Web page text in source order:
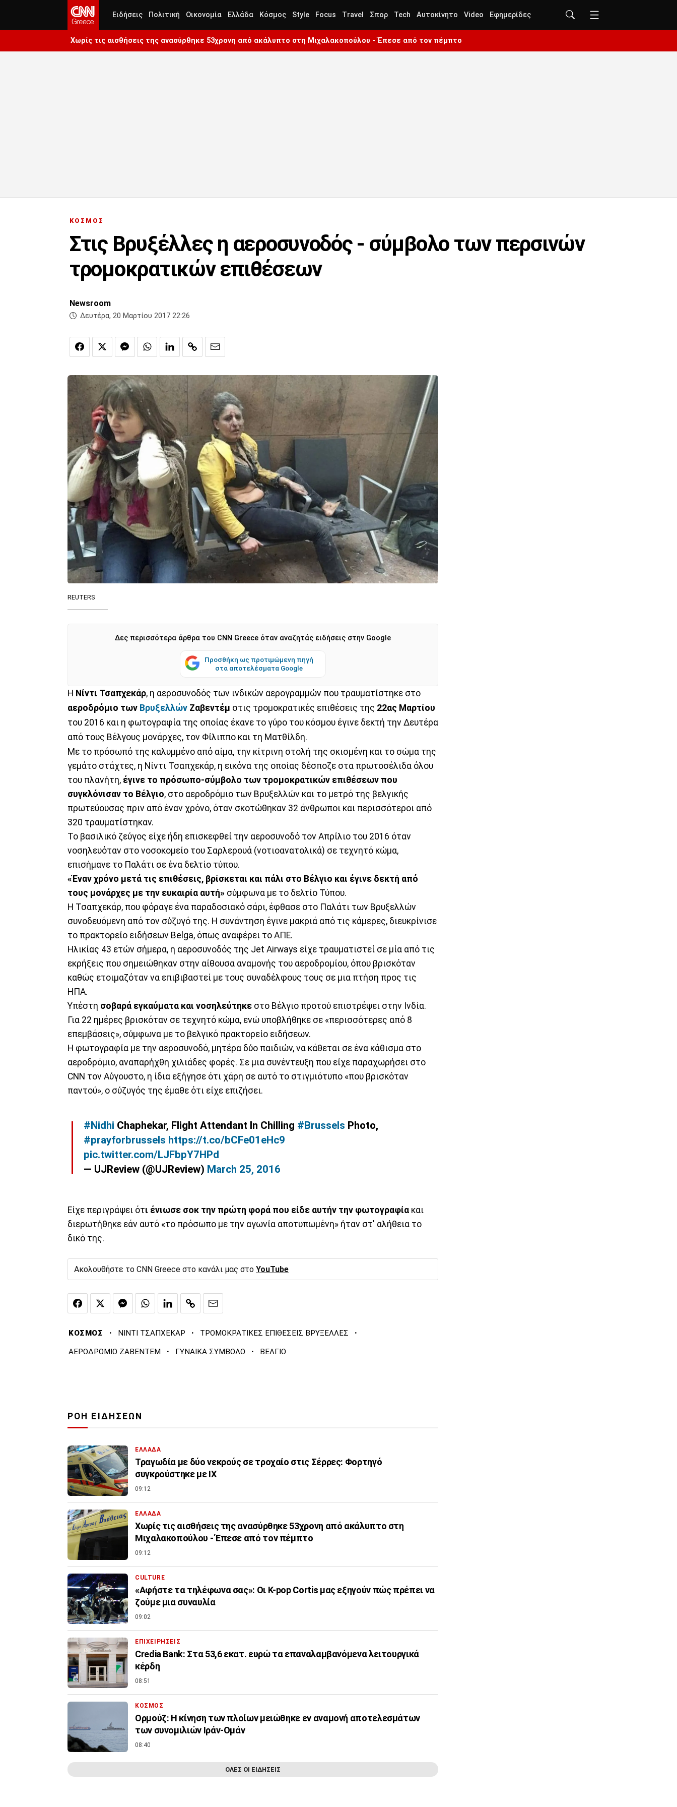
Ειδήσεις Πολιτική Οικονομία Ελλάδα Κόσμος Style Focus Travel Σπορ Tech Αυτοκίνητο Video Εφημερίδες
Χωρίς τις αισθήσεις της ανασύρθηκε 53χρονη από ακάλυπτο στη Μιχαλακοπούλου - Έπεσε από τον πέμπτο
ΚΟΣΜΟΣ
Στις Βρυξέλλες η αεροσυνοδός - σύμβολο των περσινών
τρομοκρατικών επιθέσεων
Newsroom
Δευτέρα, 20 Μαρτίου 2017 22:26
REUTERS
Δες περισσότερα άρθρα του CNN Greece όταν αναζητάς ειδήσεις στην Google
Προσθήκη ως προτιμώμενη πηγή
στα αποτελέσματα Google
Η Νίντι Τσαπχεκάρ, η αεροσυνοδός των ινδικών αερογραμμών που τραυματίστηκε στο
αεροδρόμιο των Βρυξελλών Ζαβεντέμ στις τρομοκρατικές επιθέσεις της 22ας Μαρτίου
του 2016 και η φωτογραφία της οποίας έκανε το γύρο του κόσμου έγινε δεκτή την Δευτέρα
από τους Βέλγους μονάρχες, τον Φίλιππο και τη Ματθίλδη.
Με το πρόσωπό της καλυμμένο από αίμα, την κίτρινη στολή της σκισμένη και το σώμα της
γεμάτο στάχτες, η Νίντι Τσαπχεκάρ, η εικόνα της οποίας δέσποζε στα πρωτοσέλιδα όλου
του πλανήτη, έγινε το πρόσωπο-σύμβολο των τρομοκρατικών επιθέσεων που
συγκλόνισαν το Βέλγιο, στο αεροδρόμιο των Βρυξελλών και το μετρό της βελγικής
πρωτεύουσας πριν από έναν χρόνο, όταν σκοτώθηκαν 32 άνθρωποι και περισσότεροι από
320 τραυματίστηκαν.
Το βασιλικό ζεύγος είχε ήδη επισκεφθεί την αεροσυνοδό τον Απρίλιο του 2016 όταν
νοσηλευόταν στο νοσοκομείο του Σαρλερουά (νοτιοανατολικά) σε τεχνητό κώμα,
επισήμανε το Παλάτι σε ένα δελτίο τύπου.
«Έναν χρόνο μετά τις επιθέσεις, βρίσκεται και πάλι στο Βέλγιο και έγινε δεκτή από
τους μονάρχες με την ευκαιρία αυτή» σύμφωνα με το δελτίο Τύπου.
Η Τσαπχεκάρ, που φόραγε ένα παραδοσιακό σάρι, έφθασε στο Παλάτι των Βρυξελλών
συνοδευόμενη από τον σύζυγό της. Η συνάντηση έγινε μακριά από τις κάμερες, διευκρίνισε
το πρακτορείο ειδήσεων Belga, όπως αναφέρει το ΑΠΕ.
Ηλικίας 43 ετών σήμερα, η αεροσυνοδός της Jet Airways είχε τραυματιστεί σε μία από τις
εκρήξεις που σημειώθηκαν στην αίθουσα αναμονής του αεροδρομίου, όπου βρισκόταν
καθώς ετοιμαζόταν να επιβιβαστεί με τους συναδέλφους τους σε μια πτήση προς τις
ΗΠΑ.
Υπέστη σοβαρά εγκαύματα και νοσηλεύτηκε στο Βέλγιο προτού επιστρέψει στην Ινδία.
Για 22 ημέρες βρισκόταν σε τεχνητό κώμα, ενώ υποβλήθηκε σε «περισσότερες από 8
επεμβάσεις», σύμφωνα με το βελγικό πρακτορείο ειδήσεων.
Η φωτογραφία με την αεροσυνοδό, μητέρα δύο παιδιών, να κάθεται σε ένα κάθισμα στο
αεροδρόμιο, αναπαρήχθη χιλιάδες φορές. Σε μια συνέντευξη που είχε παραχωρήσει στο
CNN τον Αύγουστο, η ίδια εξήγησε ότι χάρη σε αυτό το στιγμιότυπο «που βρισκόταν
παντού», ο σύζυγός της έμαθε ότι είχε επιζήσει.
#Nidhi Chaphekar, Flight Attendant In Chilling #Brussels Photo,
#prayforbrussels https://t.co/bCFe01eHc9
pic.twitter.com/LJFbpY7HPd
— UJReview (@UJReview) March 25, 2016
Είχε περιγράψει ότι ένιωσε σοκ την πρώτη φορά που είδε αυτήν την φωτογραφία και
διερωτήθηκε εάν αυτό «το πρόσωπο με την αγωνία αποτυπωμένη» ήταν στ' αλήθεια το
δικό της.
Ακολουθήστε το CNN Greece στο κανάλι μας στο YouTube
ΚΟΣΜΟΣ · ΝΙΝΤΙ ΤΣΑΠΧΕΚΑΡ · ΤΡΟΜΟΚΡΑΤΙΚΕΣ ΕΠΙΘΕΣΕΙΣ ΒΡΥΞΕΛΛΕΣ ·
ΑΕΡΟΔΡΟΜΙΟ ΖΑΒΕΝΤΕΜ · ΓΥΝΑΙΚΑ ΣΥΜΒΟΛΟ · ΒΕΛΓΙΟ
ΡΟΗ ΕΙΔΗΣΕΩΝ
ΕΛΛΑΔΑ
Τραγωδία με δύο νεκρούς σε τροχαίο στις Σέρρες: Φορτηγό
συγκρούστηκε με ΙΧ
09:12
ΕΛΛΑΔΑ
Χωρίς τις αισθήσεις της ανασύρθηκε 53χρονη από ακάλυπτο στη
Μιχαλακοπούλου - Έπεσε από τον πέμπτο
09:12
CULTURE
«Αφήστε τα τηλέφωνα σας»: Οι K-pop Cortis μας εξηγούν πώς πρέπει να
ζούμε μια συναυλία
09:02
ΕΠΙΧΕΙΡΗΣΕΙΣ
Credia Bank: Στα 53,6 εκατ. ευρώ τα επαναλαμβανόμενα λειτουργικά
κέρδη
08:51
ΚΟΣΜΟΣ
Ορμούζ: Η κίνηση των πλοίων μειώθηκε εν αναμονή αποτελεσμάτων
των συνομιλιών Ιράν-Ομάν
08:40
ΟΛΕΣ ΟΙ ΕΙΔΗΣΕΙΣ